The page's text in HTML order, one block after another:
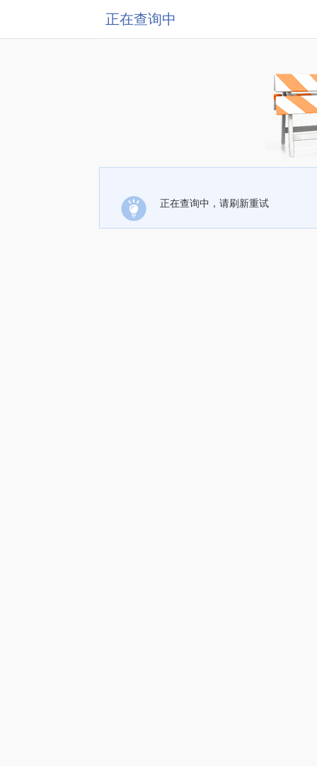
正在查询中
正在查询中，请刷新重试